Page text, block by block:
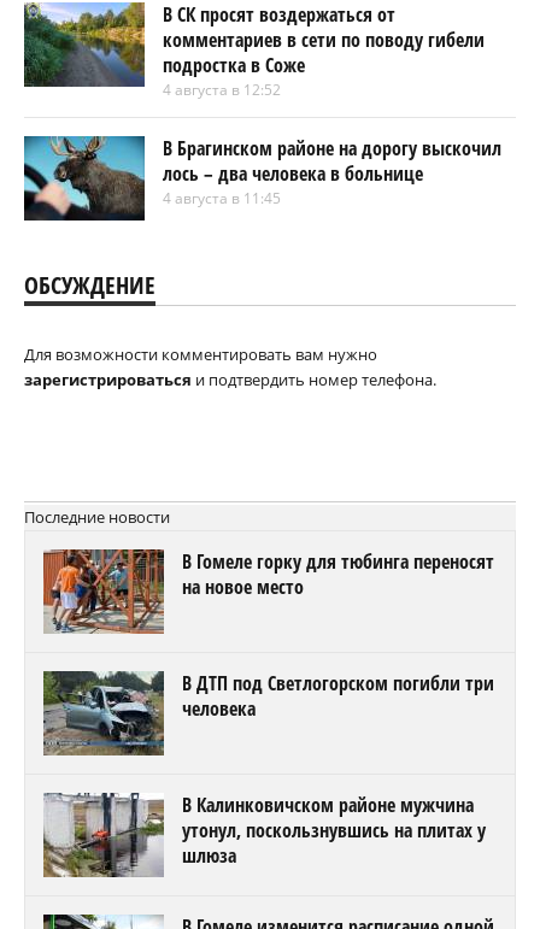
В СК просят воздержаться от
комментариев в сети по поводу гибели
подростка в Соже
4 августа в 12:52
В Брагинском районе на дорогу выскочил
лось – два человека в больнице
4 августа в 11:45
ОБСУЖДЕНИЕ
Для возможности комментировать вам нужно
зарегистрироваться и подтвердить номер телефона.
Последние новости
В Гомеле горку для тюбинга переносят
на новое место
В ДТП под Светлогорском погибли три
человека
В Калинковичском районе мужчина
утонул, поскользнувшись на плитах у
шлюза